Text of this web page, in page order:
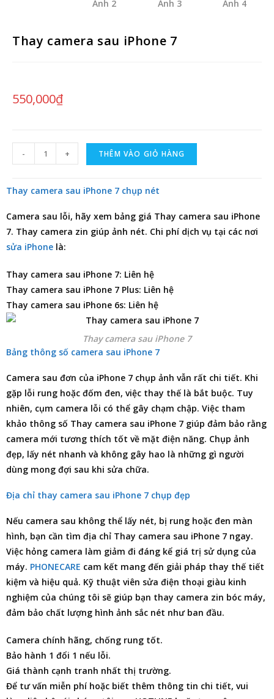
Thay camera sau iPhone 7
550,000₫
- + THÊM VÀO GIỎ HÀNG
Thay camera sau iPhone 7 chụp nét
Camera sau lỗi, hãy xem bảng giá Thay camera sau iPhone
7. Thay camera zin giúp ảnh nét. Chi phí dịch vụ tại các nơi
sửa iPhone là:
Thay camera sau iPhone 7: Liên hệ
Thay camera sau iPhone 7 Plus: Liên hệ
Thay camera sau iPhone 6s: Liên hệ
Thay camera sau iPhone 7
Bảng thông số camera sau iPhone 7
Camera sau đơn của iPhone 7 chụp ảnh vẫn rất chi tiết. Khi
gặp lỗi rung hoặc đốm đen, việc thay thế là bắt buộc. Tuy
nhiên, cụm camera lỗi có thể gây chạm chập. Việc tham
khảo thông số Thay camera sau iPhone 7 giúp đảm bảo rằng
camera mới tương thích tốt về mặt điện năng. Chụp ảnh
đẹp, lấy nét nhanh và không gây hao là những gì người
dùng mong đợi sau khi sửa chữa.
Địa chỉ thay camera sau iPhone 7 chụp đẹp
Nếu camera sau không thể lấy nét, bị rung hoặc đen màn
hình, bạn cần tìm địa chỉ Thay camera sau iPhone 7 ngay.
Việc hỏng camera làm giảm đi đáng kể giá trị sử dụng của
máy. PHONECARE cam kết mang đến giải pháp thay thế tiết
kiệm và hiệu quả. Kỹ thuật viên sửa điện thoại giàu kinh
nghiệm của chúng tôi sẽ giúp bạn thay camera zin bóc máy,
đảm bảo chất lượng hình ảnh sắc nét như ban đầu.
Camera chính hãng, chống rung tốt.
Bảo hành 1 đổi 1 nếu lỗi.
Giá thành cạnh tranh nhất thị trường.
Để tư vấn miễn phí hoặc biết thêm thông tin chi tiết, vui